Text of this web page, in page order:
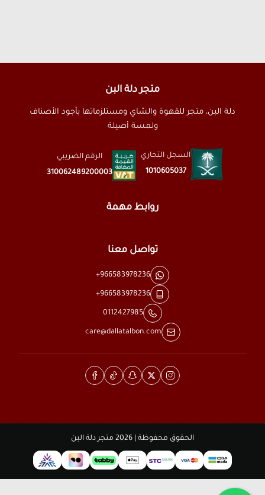
متجر دلة البن
دلة البن، متجر للقهوة والشاي ومستلزماتها بأجود الأصناف
ولمسة أصيلة
السجل التجاري
1010605037
الرقم الضريبي
310062489200003
روابط مهمة
تواصل معنا
+966583978236
+966583978236
0112427985
care@dallatalbon.com
الحقوق محفوظة | 2026 متجر دلة البن